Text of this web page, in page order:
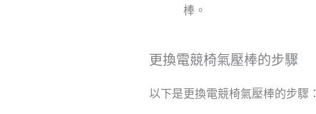
棒。
更換電競椅氣壓棒的步驟
以下是更換電競椅氣壓棒的步驟：